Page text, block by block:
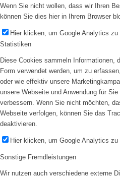
Wenn Sie nicht wollen, dass wir Ihren
können Sie dies hier in Ihrem Browser
Hier klicken, um Google Analytics zu
Statistiken
Diese Cookies sammeln Informationen,
Form verwendet werden, um zu
oder wie effektiv unsere
unsere Webseite und Anwendung für
verbessern. Wenn Sie nicht möchten,
Webseite verfolgen, können Sie das
deaktivieren.
Hier klicken, um Google Analytics zu
Sonstige Fremdleistungen
Wir nutzen auch verschiedene externe